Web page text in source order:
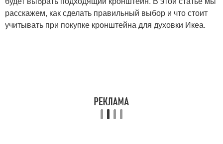
расскажем, как сделать правильный выбор и что стоит
учитывать при покупке кронштейна для духовки Икеа.